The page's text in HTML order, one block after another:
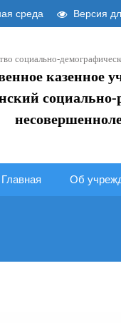
среда Версия
социально-
казенное
Главная Об